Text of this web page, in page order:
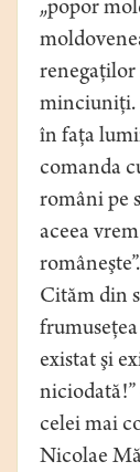
„popor
renegaţilor
minciuniţi.
în faţa
comanda
români pe
aceea
româneşte”.
Cităm din
existat şi
niciodată!”
celei mai
Nicolae